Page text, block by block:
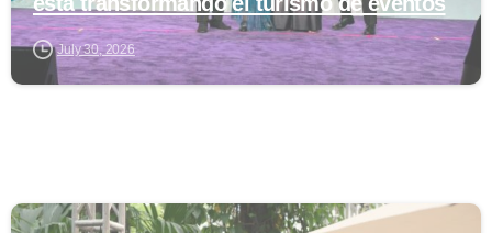
July 30, 2026